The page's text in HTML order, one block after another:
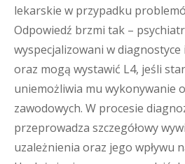
lekarskie w przypadku
Odpowiedź brzmi tak –
wyspecjalizowani w
oraz mogą wystawić L4, jeśli
uniemożliwia mu wykonywanie
zawodowych. W procesie
przeprowadza szczegółowy
uzależnienia oraz jego wpływu